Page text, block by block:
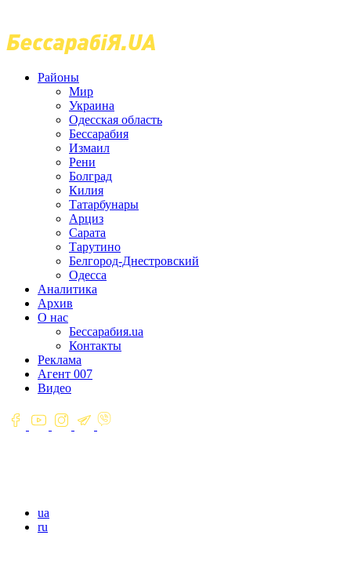
Районы
Мир
Украина
Одесская область
Бессарабия
Измаил
Рени
Болград
Килия
Татарбунары
Арциз
Сарата
Тарутино
Белгород-Днестровский
Одесса
Аналитика
Архив
О нас
Бессарабия.ua
Контакты
Реклама
Агент 007
Видео
ua
ru